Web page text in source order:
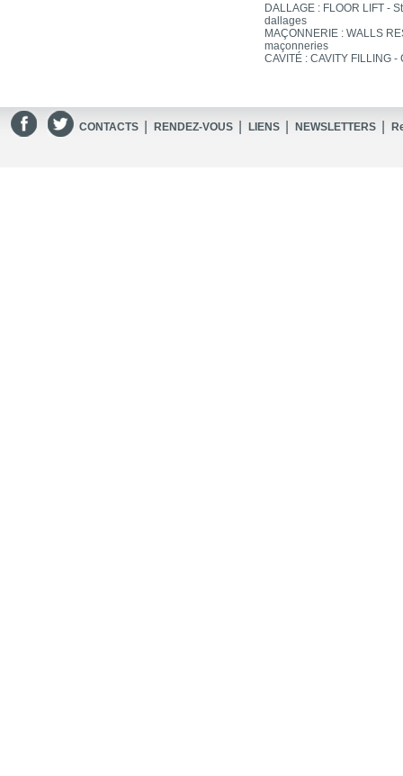
DALLAGE : FLOOR LIFT -
dallages
MAÇONNERIE : WALLS
maçonneries
CAVITÉ : CAVITY FILLING
CONTACTS RENDEZ-VOUS LIENS NEWSLETTERS